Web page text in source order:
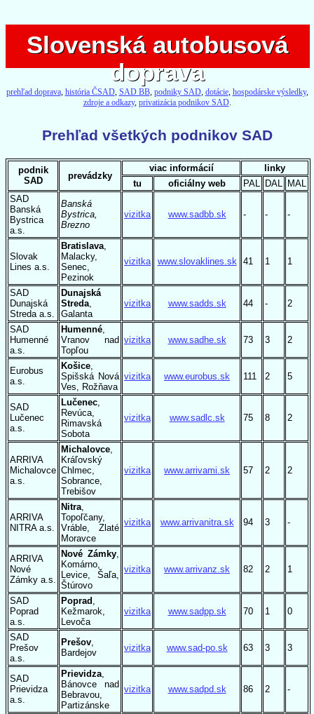
Slovenská autobusová
doprava
Slovenská autobusová
doprava
prehľad doprava, história ČSAD, SAD BB, podniky SAD, dotácie, hospodárske výsledky,
zdroje a odkazy, privatizácia podnikov SAD.
Prehľad všetkých podnikov SAD
podnik
SAD
prevádzky
viac informácií
linky
tu
oficiálny web PAL DAL
MAL
SAD
Banská
Bystrica
a.s.
Banská
Bystrica,
Brezno
vizitka www.sadbb.sk - - -
Slovak
Lines a.s.
Bratislava
Malacky,
Senec,
Pezinok
vizitka www.slovaklines.sk 41 1 1
SAD
Dunajská
Streda a.s.
Dunajská
Streda
Galanta
vizitka www.sadds.sk 44 - 2
SAD
Humenné
a.s.
Humenné
Vranov nad
Topľou
vizitka www.sadhe.sk 73 3 2
Eurobus
a.s.
Košice
Spišská Nová
Ves, Rožňava
vizitka www.eurobus.sk 111 2 5
SAD
Lučenec
a.s.
Lučenec
Revúca,
Rimavská
Sobota
vizitka www.sadlc.sk 75 8 2
ARRIVA
Michalovce
a.s.
Michalovce
Kráľovský
Chlmec,
Sobrance,
Trebišov
vizitka www.arrivami.sk 57 2 2
ARRIVA
NITRA a.s.
Nitra
Topoľčany,
Vráble, Zlaté
Moravce
vizitka www.arrivanitra.sk 94 3 -
ARRIVA
Nové
Zámky a.s.
Nové Zámky
Komárno,
Levice, Šaľa,
Štúrovo
vizitka www.arrivanz.sk 82 2 1
SAD
Poprad
a.s.
Poprad
Kežmarok,
Levoča
vizitka www.sadpp.sk 70 1 0
SAD
Prešov
a.s.
Prešov
Bardejov
vizitka www.sad-po.sk 63 3 3
SAD
Prievidza
a.s.
Prievidza
Bánovce nad
Bebravou,
Partizánske
vizitka www.sadpd.sk 86 2 -